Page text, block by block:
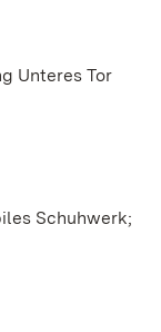
Unteres Tor
Schuhwerk;